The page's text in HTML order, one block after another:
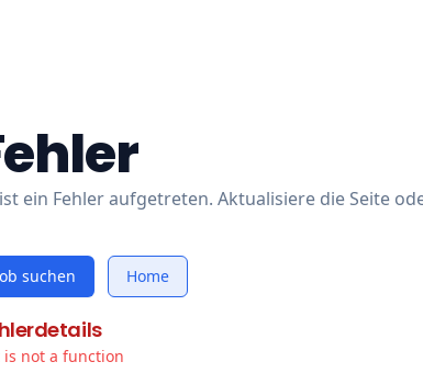
ein Fehler aufgetreten. Aktualisiere die Seite
suchen Home
is not a function